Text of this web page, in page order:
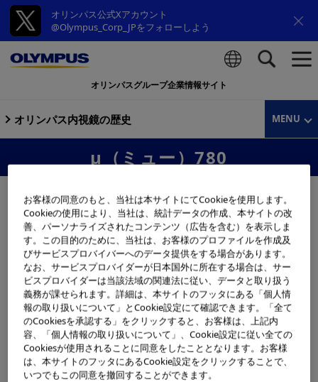
オリンパス公式Xアカウント
@Olympus_Corp_JPをフォローしよう
オリンパスグループ企業情報サイト
オリンパス内視鏡の歴史 MENU
μ（ミュー）780
お客様の同意のもと、当社は本サイトにてCookieを使用します。
Cookieの使用により、当社は、統計データの作成、本サイトの改
善、パーソナライズされたコンテンツ（広告を含む）を表示しま
す。この目的のために、当社は、お客様のプロファイルを作成及
びサービスプロバイバーへのデータ提供をする場合があります。
なお、サービスプロバイダーが日本国外に所在する場合は、サー
ビスプロバイダーは当該法域の関連法に従い、データと取り扱う
義務が課せられます。詳細は、本サイトのフッタにある「個人情
報の取り扱いについて」とCookie設定にて確認できます。「全て
のCookiesを承認する」をクリックすると、お客様は、上記内
容、「個人情報の取り扱いについて」、Cookie設定に従い全ての
Cookiesが使用されることに同意をしたこととなります。お客様
は、本サイトのフッタにあるCookie設定をクリックすることで、
いつでもこの同意を撤回することができます。